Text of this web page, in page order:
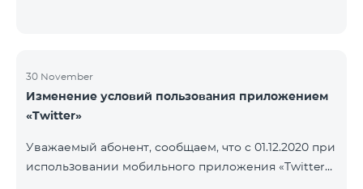
30 November
Изменение условий пользования приложением
«Twitter»
Уважаемый абонент, сообщаем, что с 01.12.2020 при
использовании мобильного приложения «Twitter»